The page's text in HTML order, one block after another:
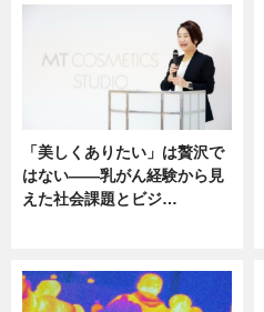
「美しくありたい」は贅沢で
はない――乳がん経験から見
えた社会課題とビジ…